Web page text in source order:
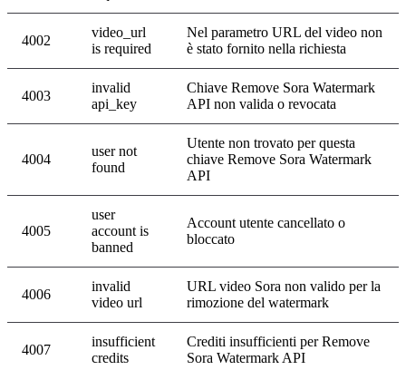
4002
video_url
is required
Nel parametro URL del video non
è stato fornito nella richiesta
4003
invalid
api_key
Chiave Remove Sora Watermark
API non valida o revocata
4004
user not
found
Utente non trovato per questa
chiave Remove Sora Watermark
API
4005
user
account is
banned
Account utente cancellato o
bloccato
4006
invalid
video url
URL video Sora non valido per la
rimozione del watermark
4007
insufficient
credits
Crediti insufficienti per Remove
Sora Watermark API